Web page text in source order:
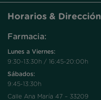
Horarios & Dirección
Farmacia:
Lunes a Viernes:
9:30-13:30h / 16:45-20:00h
Sábados:
9:45-13:30h
Calle Ana María 47 – 33209